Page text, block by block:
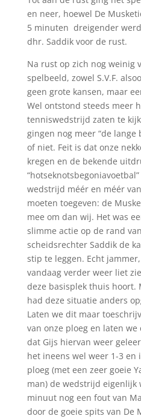
en neer, hoewel De
5 minuten dreigender
dhr. Saddik voor de rust.
Na rust op zich nog weinig
spelbeeld, zowel S.V.F.
geen grote kansen, maar
Wel ontstond steeds meer
tenniswedstrijd zaten te
gingen nog meer “de lange
of niet. Feit is dat onze
kregen en de bekende
wedstrijd méér en méér
moeten toegeven: de
mee om dan wij. Het was
slimme actie op de rand
scheidsrechter Saddik de
stip te leggen. Echt
vandaag verder weer liet
deze basisplek thuis hoort.
had deze situatie anders
Laten we dit maar
van onze ploeg en laten
dat Gijs hiervan weer
het ineens wel weer 1-3 en
ploeg (met een zeer goeie
man) de wedstrijd eigenlijk
minuut nog een fout van
door de goeie spits van De